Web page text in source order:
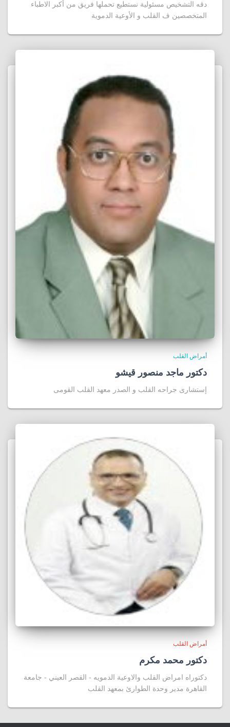
دقه التشخيص مسئولية نستطيع تحملها فريق من أكبر الاطباء
المتخصصين ف القلب و الأوعية الدموية
أمراض القلب
دكتور ماجد منصور قيشو
إستشارى جراحه القلب و الصدر معهد القلب القومى
أمراض القلب
دكتور محمد مكرم
دكتوراه امراض القلب والاوعية الدمويه - القصر العيني - جامعة
القاهرة مدير وحدة الطوارئ بمعهد القلب